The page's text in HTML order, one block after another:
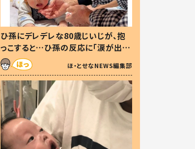
ひ孫にデレデレな80歳じいじが、抱
っこすると…ひ孫の反応に「涙が出ま
した」「可愛くて仕方ない」
ほ・とせなNEWS編集部